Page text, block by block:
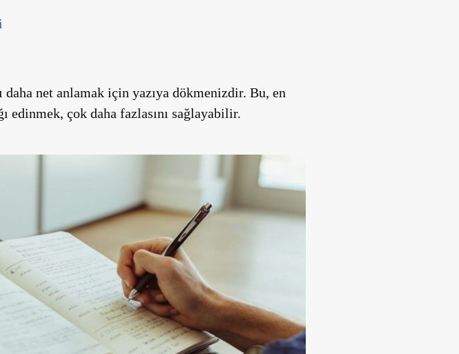
net anlamak için yazıya dökmenizdir. Bu, en
edinmek, çok daha fazlasını sağlayabilir.